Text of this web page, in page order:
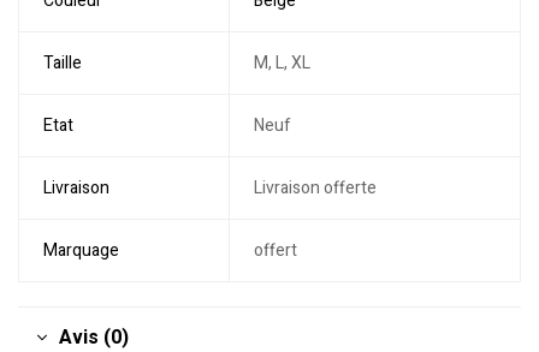
Taille M, L, XL
Etat Neuf
Livraison Livraison offerte
Marquage offert
Avis (0)